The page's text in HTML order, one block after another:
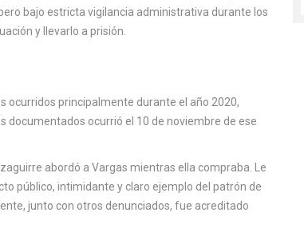
bajo estricta vigilancia administrativa durante los
y llevarlo a prisión.
ocurridos principalmente durante el año 2020,
documentados ocurrió el 10 de noviembre de ese
abordó a Vargas mientras ella compraba. Le
público, intimidante y claro ejemplo del patrón de
junto con otros denunciados, fue acreditado